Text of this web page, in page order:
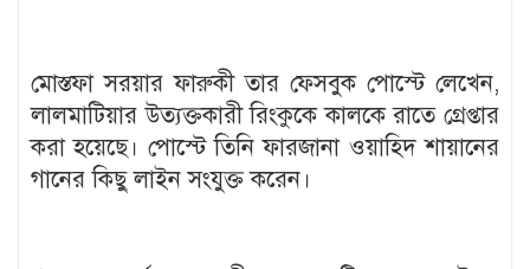
মোস্তফা সরয়ার ফারুকী তার ফেসবুক পোস্টে লেখেন,
লালমাটিয়ার উত্যক্তকারী রিংকুকে কালকে রাতে গ্রেপ্তার
করা হয়েছে। পোস্টে তিনি ফারজানা ওয়াহিদ শায়ানের
গানের কিছু লাইন সংযুক্ত করেন।